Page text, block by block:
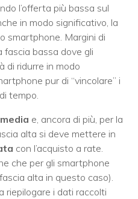
l’offerta più bassa sul
in modo significativo, la
smartphone. Margini di
fascia bassa dove gli
di ridurre in modo
pur di “vincolare” i
tempo.
e, ancora di più, per la
alta si deve mettere in
con l’acquisto a rate.
che per gli smartphone
alta in questo caso).
riepilogare i dati raccolti